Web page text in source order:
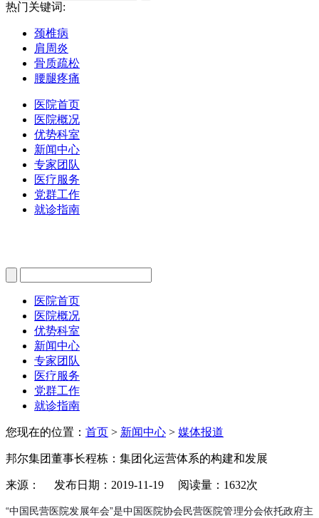
热门关键词:
颈椎病
肩周炎
骨质疏松
腰腿疼痛
医院首页
医院概况
优势科室
新闻中心
专家团队
医疗服务
党群工作
就诊指南
医院首页
医院概况
优势科室
新闻中心
专家团队
医疗服务
党群工作
就诊指南
您现在的位置： 首页 > 新闻中心 > 媒体报道
邦尔集团董事长程栋：集团化运营体系的构建和发展
来源： 发布日期：2019-11-19 阅读量：1632次
“中国民营医院发展年会”是中国医院协会民营医院管理分会依托政府主